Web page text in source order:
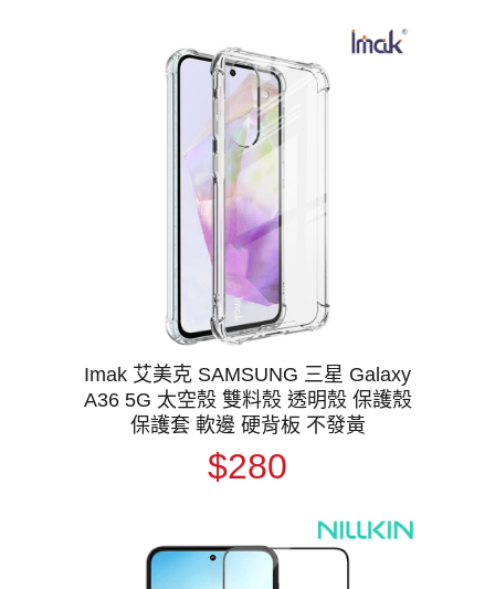
Imak 艾美克 SAMSUNG 三星 Galaxy
A36 5G 太空殼 雙料殼 透明殼 保護殼
保護套 軟邊 硬背板 不發黃
$280